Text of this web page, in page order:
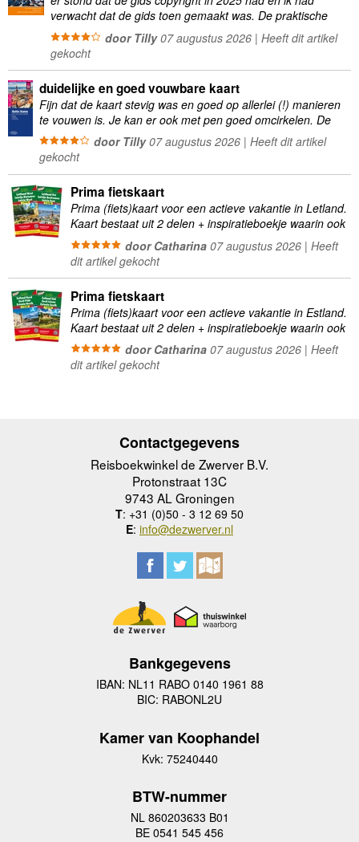
verwacht dat de gids toen gemaakt was. De praktische
informatie was vaak wat …
door Tilly07 augustus 2026 | Heeft dit artikel
gekocht
duidelijke en goed vouwbare kaart
Fijn dat de kaart stevig was en goed op allerlei (!) manieren
te vouwen is. Je kan er ook met pen goed omcirkelen. De
kartonnen …door Tilly07 augustus 2026 | Heeft dit artikel
gekocht
Prima fietskaart
Prima (fiets)kaart voor een actieve vakantie in Letland.
Kaart bestaat uit 2 delen + inspiratieboekje waarin ook
verschillende internationale en nationale fietsroutes
worden beschreven. Goed …
door Catharina07 augustus 2026 | Heeft
dit artikel gekocht
Prima fietskaart
Prima (fiets)kaart voor een actieve vakantie in Estland.
Kaart bestaat uit 2 delen + inspiratieboekje waarin ook
verschillende internationale en nationale fietsroutes
worden beschreven. Goed …
door Catharina07 augustus 2026 | Heeft
dit artikel gekocht
Contactgegevens
Reisboekwinkel de Zwerver B.V.
Protonstraat 13C
9743 AL Groningen
T: +31 (0)50 - 3 12 69 50
E: info@dezwerver.nl
Bankgegevens
IBAN: NL11 RABO 0140 1961 88
BIC: RABONL2U
Kamer van Koophandel
Kvk: 75240440
BTW-nummer
NL 860203633 B01
BE 0541 545 456